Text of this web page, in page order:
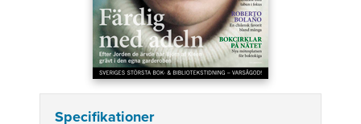
Specifikationer